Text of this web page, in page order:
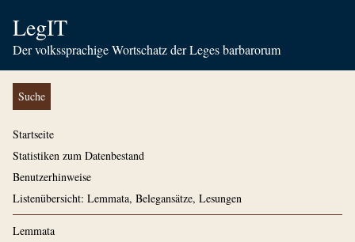
LegIT
Der volkssprachige Wortschatz der Leges barbarorum
Suche
Startseite
Statistiken zum Datenbestand
Benutzerhinweise
Listenübersicht: Lemmata, Belegansätze, Lesungen
Lemmata